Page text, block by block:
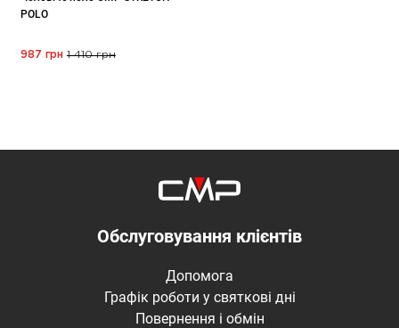
POLO
987 грн 1 410 грн
Обслуговування клієнтів
Допомога
Графік роботи у святкові дні
Повернення і обмін